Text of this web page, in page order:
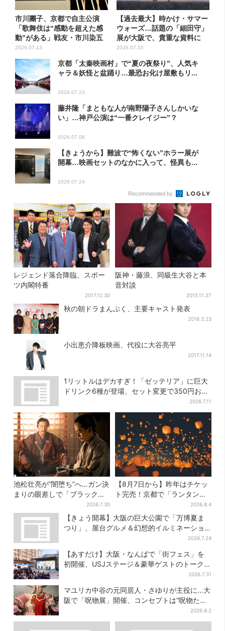
市川團子、京都で自主公演
「歌舞伎は“感動を超えた感
動”がある」戦友・市川染五
郎も
2026.07.13
【過去最大】時かけ・サマー
ウォーズ…話題の「細田守」
展が大阪で、貴重な資料に
「泣...
2026.07.15
京都「太秦映画村」で“夏の夜祭り”、人気キ
ャラ＆妖怪と盆踊り…最恐お化け屋敷もリ...
2026.07.23
藤井隆「まともな人が南野陽子さんしかいな
い」…神戸公演は“一番クレイジー”？
2026.07.08
【きょうから】難波で“怖くない”ホラー展が
開幕…映画セットのなかに入って、怪異も...
2026.07.24
Recommended by
レジェンド落合降臨、スポー
ツ内閣特番
2017.12.30
阪神・藤浪、同級生大谷と本
音対談
2015.11.27
秋の朝ドラまんぷく、主要キャスト発表
2018.3.23
小出恵介降板映画、代役に大谷亮平
2017.11.14
1リットルはデカすぎ！「ゼッテリア」に巨大
ドリンク6種が登場、セット変更で350円お得
2026.7.11
池松壮亮が“闇堕ち”へ…ガン決
まりの眼差しで「ブラック秀
吉がログイン」【豊臣兄弟】
2026.7.30
【8月7日から】昨年はチケッ
ト完売！京都で「ランタンフ
ェス」、最大3500の光が夜空
に…会場には縁日も
2026.8.4
【きょう開幕】大阪の巨大公園で「万博夏ま
つり」、屋台グルメ＆幻想的イルミネーショ
2026.7.24
【あすだけ】大阪・なんばで「街フェス」を
初開催、USJステージ＆豪華ゲストのトークシ
2026.7.31
マユリカ中谷の元同居人・さゆりが主役に…大
阪で「呪物展」開催、コンセプトは“呪物たち
2026.8.2